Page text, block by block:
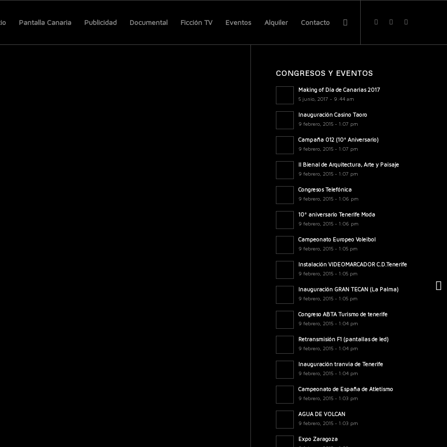
Pantalla Canaria Publicidad Documental Ficción TV Eventos Alquiler Contacto
CONGRESOS Y EVENTOS
Making of Día de Canarias 2017
5 junio, 2017 - 9:44 am
Inauguración Casino Taoro
9 febrero, 2015 - 1:07 pm
Campaña 012 (10º Aniversario)
9 febrero, 2015 - 1:07 pm
II Bienal de Arquitectura, Arte y Paisaje
9 febrero, 2015 - 1:07 pm
Congresos Telefónica
9 febrero, 2015 - 1:06 pm
10º aniversario Tenerife Moda
9 febrero, 2015 - 1:06 pm
Campeonato Europeo Voleibol
9 febrero, 2015 - 1:05 pm
Instalación VIDEOMARCADOR C.D.Tenerife
9 febrero, 2015 - 1:05 pm
Inauguración GRAN TECAN (La Palma)
9 febrero, 2015 - 1:05 pm
Congreso ABTA Turismo de tenerife
9 febrero, 2015 - 1:04 pm
Retransmisión F1 (pantallas de led)
9 febrero, 2015 - 1:04 pm
Inauguración tranvia de Tenerife
9 febrero, 2015 - 1:04 pm
Campeonato de España de Atletismo
9 febrero, 2015 - 1:03 pm
AGUA DE VOLCAN
9 febrero, 2015 - 1:03 pm
Expo Zaragoza